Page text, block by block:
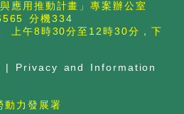
應用推動計畫」專案辦公室
分機334
上午8時30分至12時30分，下
Privacy and Information
動力發展署